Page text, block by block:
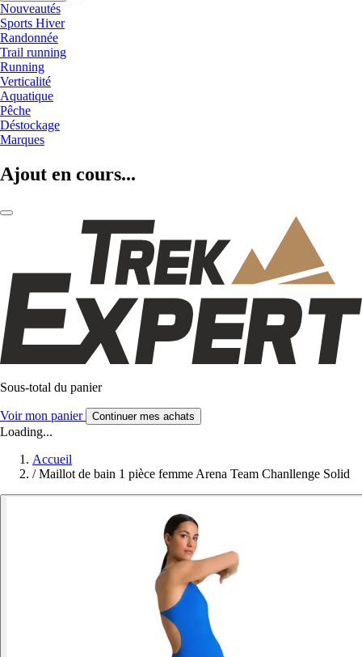
Nouveautés
Sports Hiver
Randonnée
Trail running
Running
Verticalité
Aquatique
Pêche
Déstockage
Marques
Ajout en cours...
Sous-total du panier
Voir mon panier Continuer mes achats
Loading...
Accueil
/ Maillot de bain 1 pièce femme Arena Team Chanllenge Solid